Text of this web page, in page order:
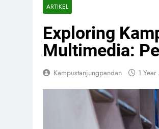
ARTIKEL
Exploring
Multimedia:
Kampustanjungpandan 1